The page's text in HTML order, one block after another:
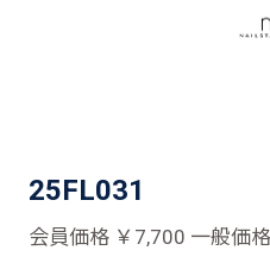
25FL031
会員価格 ￥7,700 一般価